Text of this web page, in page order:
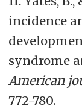
incidence
syndrome
American
772-780.